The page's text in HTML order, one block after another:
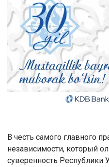
В честь самого главного
независимости, который
суверенность Республики